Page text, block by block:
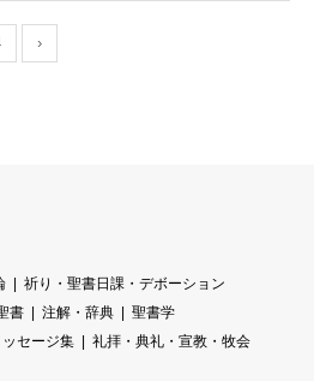
›
祈り・聖書日課・デボーション
書 注解・辞典
聖書学
セージ集
礼拝・典礼・宣教・牧会